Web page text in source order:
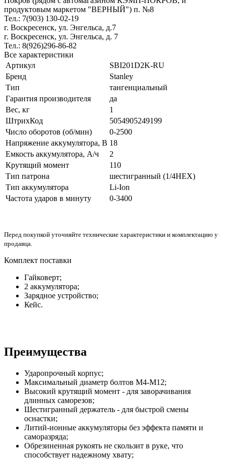
продуктовым маркетом "ВЕРНЫЙ") п. №8
Тел.: 7(903) 130-02-19
г. Воскресенск, ул. Энгельса, д.7
г. Воскресенск, ул. Энгельса, д. 7
Тел.: 8(926)296-86-82
Все характеристики
Артикул
SBI201D2K-RU
Бренд
Stanley
Тип
тангенциальный
Гарантия производителя
да
Вес, кг
1
ШтрихКод
5054905249199
Число оборотов (об/мин)
0-2500
Напряжение аккумулятора, В 18
Емкость аккумулятора, А/ч
2
Крутящий момент
110
Тип патрона
шестигранный (1/4HEX)
Тип аккумулятора
Li-Ion
Частота ударов в минуту
0-3400
Перед покупкой уточняйте технические характеристики и комплектацию у
продавца.
Комплект поставки
Гайковерт;
2 аккумулятора;
Зарядное устройство;
Кейс.
Преимущества
Ударопрочный корпус;
Максимальный диаметр болтов M4-M12;
Высокий крутящий момент - для заворачивания
длинных саморезов;
Шестигранный держатель - для быстрой смены
оснастки;
Литий-ионные аккумуляторы без эффекта памяти и
саморазряда;
Обрезиненная рукоять не скользит в руке, что
способствует надежному хвату;